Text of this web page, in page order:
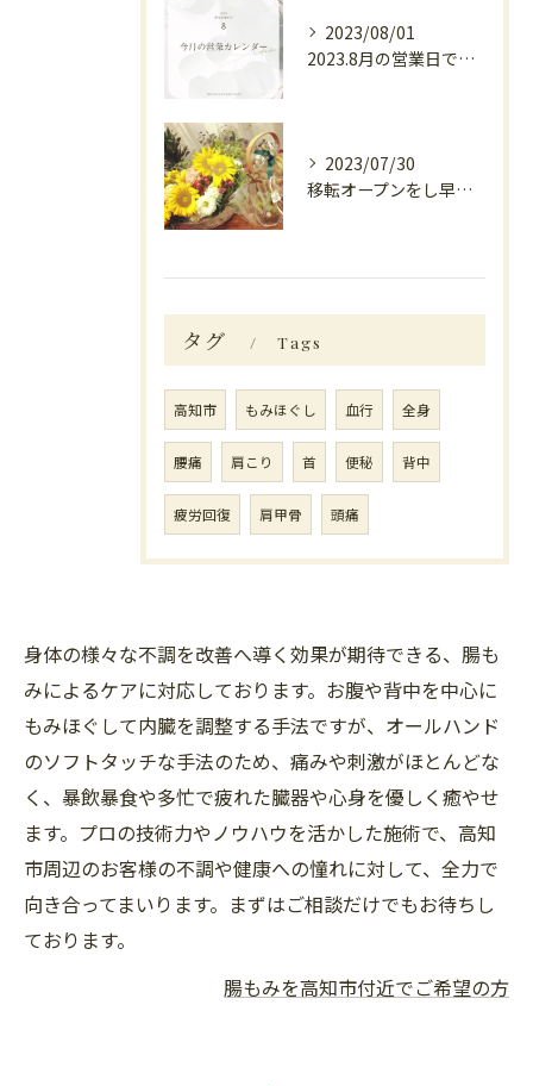
2023/08/01
2023.8月の営業日です。
2023/07/30
移転オープンをし早１週間がたちました。
タグ Tags
高知市 もみほぐし 血行 全身
腰痛 肩こり 首 便秘 背中
疲労回復 肩甲骨 頭痛
身体の様々な不調を改善へ導く効果が期待できる、腸も
みによるケアに対応しております。お腹や背中を中心に
もみほぐして内臓を調整する手法ですが、オールハンド
のソフトタッチな手法のため、痛みや刺激がほとんどな
く、暴飲暴食や多忙で疲れた臓器や心身を優しく癒やせ
ます。プロの技術力やノウハウを活かした施術で、高知
市周辺のお客様の不調や健康への憧れに対して、全力で
向き合ってまいります。まずはご相談だけでもお待ちし
ております。
腸もみを高知市付近でご希望の方